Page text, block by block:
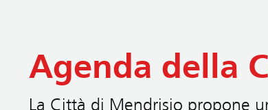
Agenda della
La Città di Mendrisio propone